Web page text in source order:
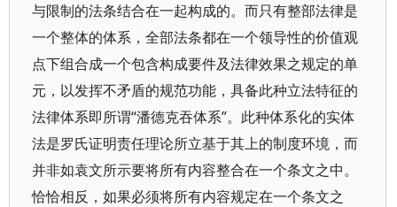
与限制的法条结合在一起构成的。而只有整部法律是
一个整体的体系，全部法条都在一个领导性的价值观
点下组合成一个包含构成要件及法律效果之规定的单
元，以发挥不矛盾的规范功能，具备此种立法特征的
法律体系即所谓“潘德克吞体系”。此种体系化的实体
法是罗氏证明责任理论所立基于其上的制度环境，而
并非如袁文所示要将所有内容整合在一个条文之中。
恰恰相反，如果必须将所有内容规定在一个条文之